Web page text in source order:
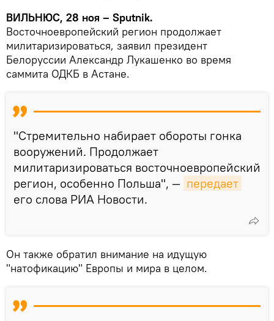
ВИЛЬНЮС, 28 ноя – Sputnik.
Восточноевропейский регион продолжает
милитаризироваться, заявил президент
Белоруссии Александр Лукашенко во время
саммита ОДКБ в Астане.
"Стремительно набирает обороты гонка
вооружений. Продолжает
милитаризироваться восточноевропейский
регион, особенно Польша", — передает
его слова РИА Новости.
Он также обратил внимание на идущую
"натофикацию" Европы и мира в целом.